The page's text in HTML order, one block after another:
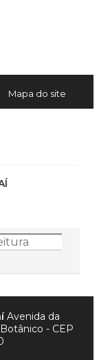
Mapa do site
Avenida da
- CEP